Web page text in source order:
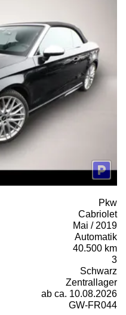
Pkw
Cabriolet
Mai / 2019
Automatik
40.500 km
3
Schwarz
Zentrallager
ab ca. 10.08.2026
GW-FR044